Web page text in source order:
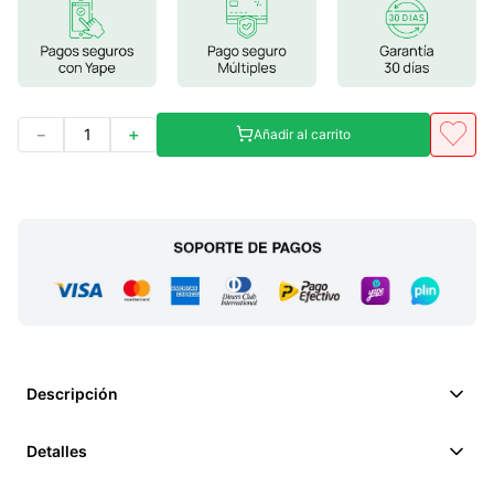
＋
－ Añadir al carrito
Descripción
Detalles